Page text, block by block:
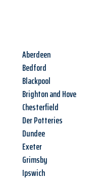
Aberdeen
Bedford
Blackpool
Brighton and Hove
Chesterfield
Der Potteries
Dundee
Exeter
Grimsby
Ipswich